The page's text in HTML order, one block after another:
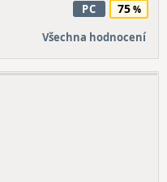
PC 75
Všechna hodnocení